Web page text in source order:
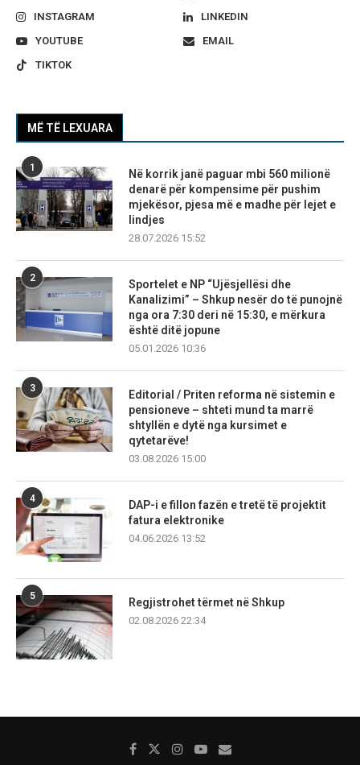
INSTAGRAM
LINKEDIN
YOUTUBE
EMAIL
TIKTOK
MË TË LEXUARA
1
Në korrik janë paguar mbi 560 milionë
denarë për kompensime për pushim
mjekësor, pjesa më e madhe për lejet e
lindjes
28.07.2026 15:52
2
Sportelet e NP “Ujësjellësi dhe
Kanalizimi” – Shkup nesër do të punojnë
nga ora 7:30 deri në 15:30, e mërkura
është ditë jopune
05.01.2026 10:36
3
Editorial / Priten reforma në sistemin e
pensioneve – shteti mund ta marrë
shtyllën e dytë nga kursimet e
qytetarëve!
03.08.2026 15:00
4
DAP-i e fillon fazën e tretë të projektit
fatura elektronike
04.06.2026 13:52
5
Regjistrohet tërmet në Shkup
02.08.2026 22:34